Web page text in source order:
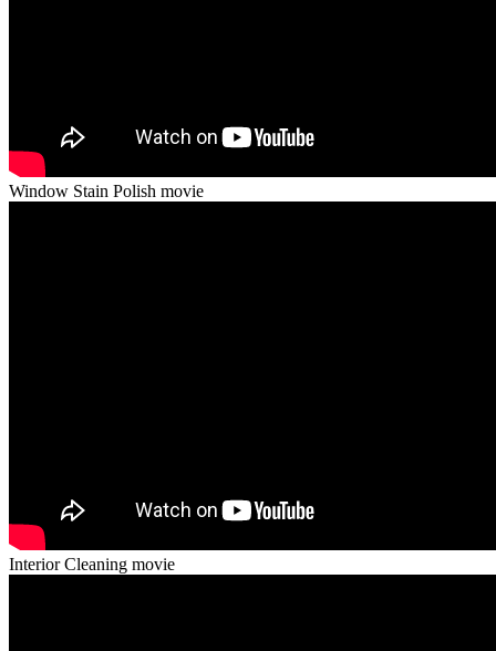
Window Stain Polish movie
Interior Cleaning movie